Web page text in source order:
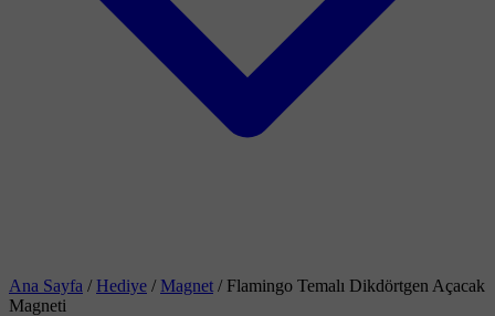
Ana Sayfa / Hediye / Magnet / Flamingo Temalı Dikdörtgen Açacak
Magneti